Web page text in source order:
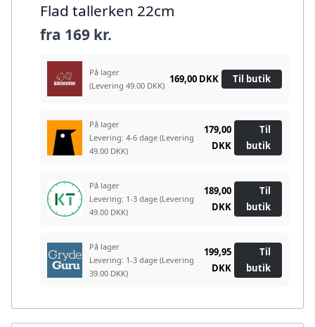
Flad tallerken 22cm
fra 169 kr.
På lager
(Levering 49.00 DKK)
169,00 DKK Til butik
På lager
Levering: 4-6 dage (Levering
49.00 DKK)
179,00
DKK
Til
butik
På lager
Levering: 1-3 dage (Levering
49.00 DKK)
189,00
DKK
Til
butik
På lager
Levering: 1-3 dage (Levering
39.00 DKK)
199,95
DKK
Til
butik